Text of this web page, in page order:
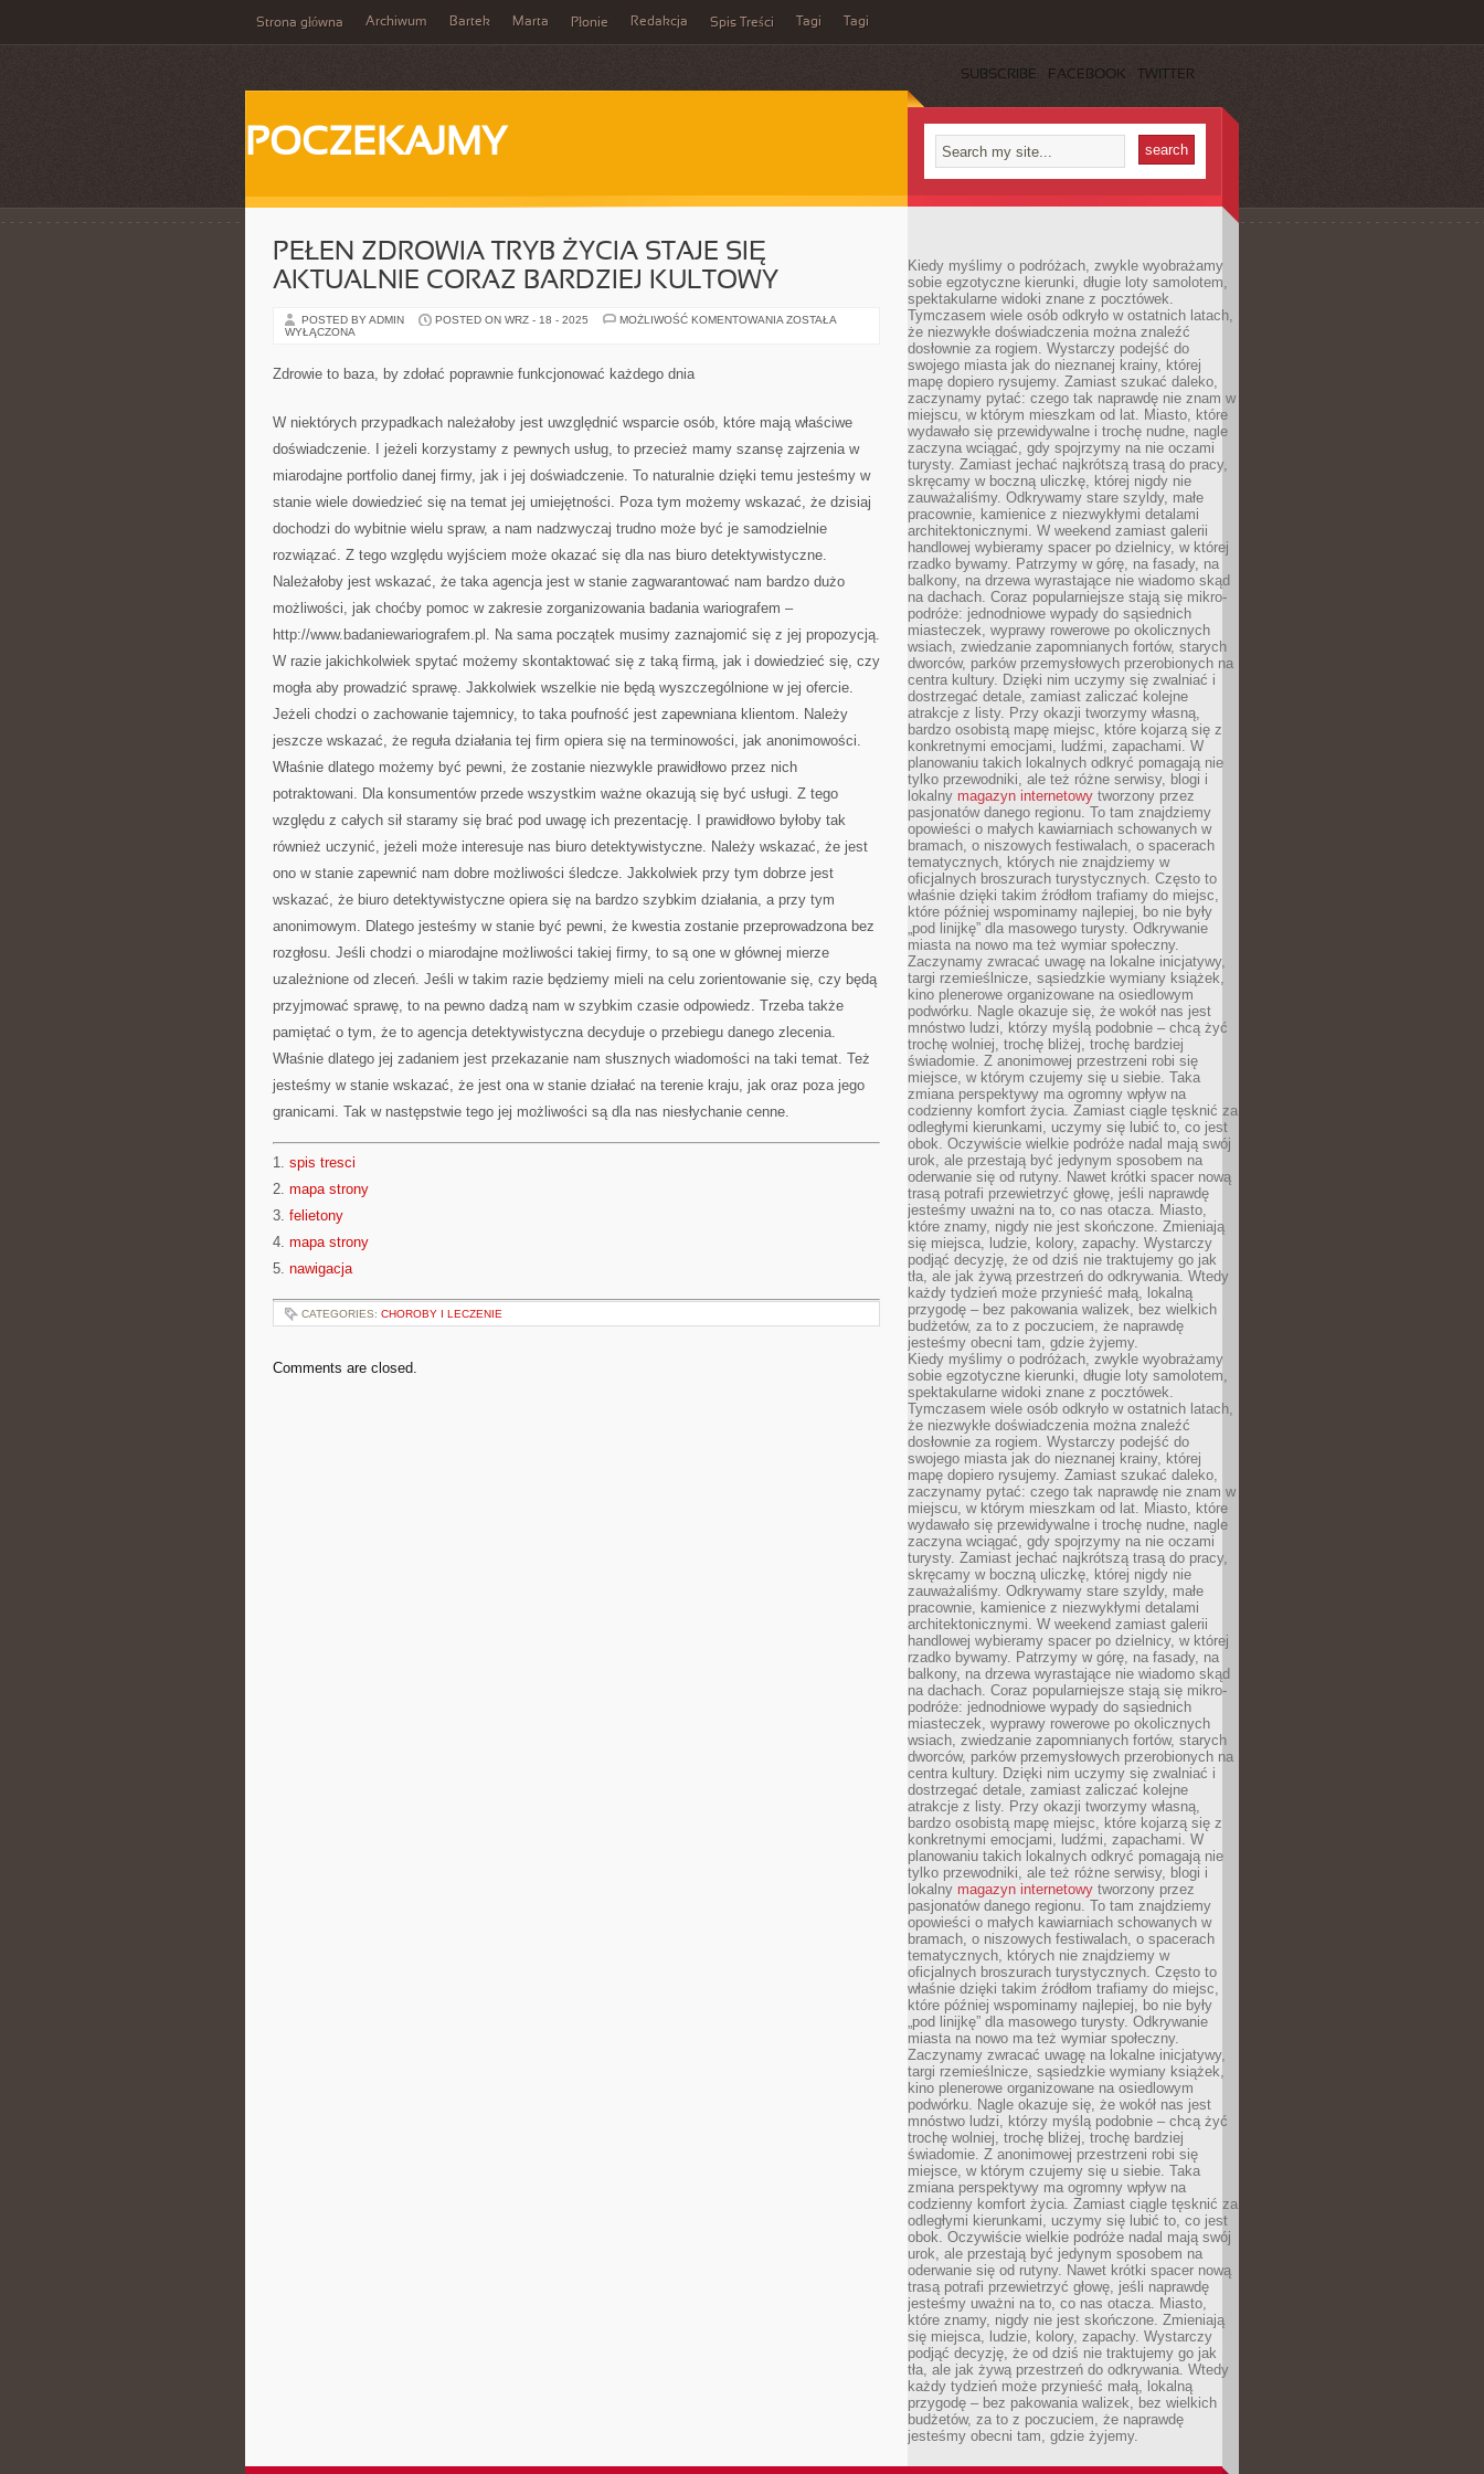
Strona główna Archiwum Bartek Marta Płonie Redakcja Spis Treści Tagi Tagi
SUBSCRIBE FACEBOOK TWITTER
POCZEKAJMY
PEŁEN ZDROWIA TRYB ŻYCIA STAJE SIĘ
AKTUALNIE CORAZ BARDZIEJ KULTOWY
POSTED BY ADMIN POSTED ON WRZ - 18 - 2025 MOŻLIWOŚĆ KOMENTOWANIA PEŁEN
BARDZIEJ
KULTOWY
ZOSTAŁA
WYŁĄCZONA
Zdrowie to baza, by zdołać poprawnie funkcjonować każdego dnia
W niektórych przypadkach należałoby jest uwzględnić wsparcie osób, które mają właściwe
doświadczenie. I jeżeli korzystamy z pewnych usług, to przecież mamy szansę zajrzenia w
miarodajne portfolio danej firmy, jak i jej doświadczenie. To naturalnie dzięki temu jesteśmy w
stanie wiele dowiedzieć się na temat jej umiejętności. Poza tym możemy wskazać, że dzisiaj
dochodzi do wybitnie wielu spraw, a nam nadzwyczaj trudno może być je samodzielnie
rozwiązać. Z tego względu wyjściem może okazać się dla nas biuro detektywistyczne.
Należałoby jest wskazać, że taka agencja jest w stanie zagwarantować nam bardzo dużo
możliwości, jak choćby pomoc w zakresie zorganizowania badania wariografem –
http://www.badaniewariografem.pl. Na sama początek musimy zaznajomić się z jej propozycją.
W razie jakichkolwiek spytać możemy skontaktować się z taką firmą, jak i dowiedzieć się, czy
mogła aby prowadzić sprawę. Jakkolwiek wszelkie nie będą wyszczególnione w jej ofercie.
Jeżeli chodzi o zachowanie tajemnicy, to taka poufność jest zapewniana klientom. Należy
jeszcze wskazać, że reguła działania tej firm opiera się na terminowości, jak anonimowości.
Właśnie dlatego możemy być pewni, że zostanie niezwykle prawidłowo przez nich
potraktowani. Dla konsumentów przede wszystkim ważne okazują się być usługi. Z tego
względu z całych sił staramy się brać pod uwagę ich prezentację. I prawidłowo byłoby tak
również uczynić, jeżeli może interesuje nas biuro detektywistyczne. Należy wskazać, że jest
ono w stanie zapewnić nam dobre możliwości śledcze. Jakkolwiek przy tym dobrze jest
wskazać, że biuro detektywistyczne opiera się na bardzo szybkim działania, a przy tym
anonimowym. Dlatego jesteśmy w stanie być pewni, że kwestia zostanie przeprowadzona bez
rozgłosu. Jeśli chodzi o miarodajne możliwości takiej firmy, to są one w głównej mierze
uzależnione od zleceń. Jeśli w takim razie będziemy mieli na celu zorientowanie się, czy będą
przyjmować sprawę, to na pewno dadzą nam w szybkim czasie odpowiedz. Trzeba także
pamiętać o tym, że to agencja detektywistyczna decyduje o przebiegu danego zlecenia.
Właśnie dlatego jej zadaniem jest przekazanie nam słusznych wiadomości na taki temat. Też
jesteśmy w stanie wskazać, że jest ona w stanie działać na terenie kraju, jak oraz poza jego
granicami. Tak w następstwie tego jej możliwości są dla nas niesłychanie cenne.
1. spis tresci
2. mapa strony
3. felietony
4. mapa strony
5. nawigacja
CATEGORIES: CHOROBY I LECZENIE
Comments are closed.
Kiedy myślimy o podróżach, zwykle wyobrażamy
sobie egzotyczne kierunki, długie loty samolotem,
spektakularne widoki znane z pocztówek.
Tymczasem wiele osób odkryło w ostatnich latach,
że niezwykłe doświadczenia można znaleźć
dosłownie za rogiem. Wystarczy podejść do
swojego miasta jak do nieznanej krainy, której
mapę dopiero rysujemy. Zamiast szukać daleko,
zaczynamy pytać: czego tak naprawdę nie znam w
miejscu, w którym mieszkam od lat. Miasto, które
wydawało się przewidywalne i trochę nudne, nagle
zaczyna wciągać, gdy spojrzymy na nie oczami
turysty. Zamiast jechać najkrótszą trasą do pracy,
skręcamy w boczną uliczkę, której nigdy nie
zauważaliśmy. Odkrywamy stare szyldy, małe
pracownie, kamienice z niezwykłymi detalami
architektonicznymi. W weekend zamiast galerii
handlowej wybieramy spacer po dzielnicy, w której
rzadko bywamy. Patrzymy w górę, na fasady, na
balkony, na drzewa wyrastające nie wiadomo skąd
na dachach. Coraz popularniejsze stają się mikro-
podróże: jednodniowe wypady do sąsiednich
miasteczek, wyprawy rowerowe po okolicznych
wsiach, zwiedzanie zapomnianych fortów, starych
dworców, parków przemysłowych przerobionych na
centra kultury. Dzięki nim uczymy się zwalniać i
dostrzegać detale, zamiast zaliczać kolejne
atrakcje z listy. Przy okazji tworzymy własną,
bardzo osobistą mapę miejsc, które kojarzą się z
konkretnymi emocjami, ludźmi, zapachami. W
planowaniu takich lokalnych odkryć pomagają nie
tylko przewodniki, ale też różne serwisy, blogi i
lokalny magazyn internetowy tworzony przez
pasjonatów danego regionu. To tam znajdziemy
opowieści o małych kawiarniach schowanych w
bramach, o niszowych festiwalach, o spacerach
tematycznych, których nie znajdziemy w
oficjalnych broszurach turystycznych. Często to
właśnie dzięki takim źródłom trafiamy do miejsc,
które później wspominamy najlepiej, bo nie były
„pod linijkę” dla masowego turysty. Odkrywanie
miasta na nowo ma też wymiar społeczny.
Zaczynamy zwracać uwagę na lokalne inicjatywy,
targi rzemieślnicze, sąsiedzkie wymiany książek,
kino plenerowe organizowane na osiedlowym
podwórku. Nagle okazuje się, że wokół nas jest
mnóstwo ludzi, którzy myślą podobnie – chcą żyć
trochę wolniej, trochę bliżej, trochę bardziej
świadomie. Z anonimowej przestrzeni robi się
miejsce, w którym czujemy się u siebie. Taka
zmiana perspektywy ma ogromny wpływ na
codzienny komfort życia. Zamiast ciągle tęsknić za
odległymi kierunkami, uczymy się lubić to, co jest
obok. Oczywiście wielkie podróże nadal mają swój
urok, ale przestają być jedynym sposobem na
oderwanie się od rutyny. Nawet krótki spacer nową
trasą potrafi przewietrzyć głowę, jeśli naprawdę
jesteśmy uważni na to, co nas otacza. Miasto,
które znamy, nigdy nie jest skończone. Zmieniają
się miejsca, ludzie, kolory, zapachy. Wystarczy
podjąć decyzję, że od dziś nie traktujemy go jak
tła, ale jak żywą przestrzeń do odkrywania. Wtedy
każdy tydzień może przynieść małą, lokalną
przygodę – bez pakowania walizek, bez wielkich
budżetów, za to z poczuciem, że naprawdę
jesteśmy obecni tam, gdzie żyjemy.
Kiedy myślimy o podróżach, zwykle wyobrażamy
sobie egzotyczne kierunki, długie loty samolotem,
spektakularne widoki znane z pocztówek.
Tymczasem wiele osób odkryło w ostatnich latach,
że niezwykłe doświadczenia można znaleźć
dosłownie za rogiem. Wystarczy podejść do
swojego miasta jak do nieznanej krainy, której
mapę dopiero rysujemy. Zamiast szukać daleko,
zaczynamy pytać: czego tak naprawdę nie znam w
miejscu, w którym mieszkam od lat. Miasto, które
wydawało się przewidywalne i trochę nudne, nagle
zaczyna wciągać, gdy spojrzymy na nie oczami
turysty. Zamiast jechać najkrótszą trasą do pracy,
skręcamy w boczną uliczkę, której nigdy nie
zauważaliśmy. Odkrywamy stare szyldy, małe
pracownie, kamienice z niezwykłymi detalami
architektonicznymi. W weekend zamiast galerii
handlowej wybieramy spacer po dzielnicy, w której
rzadko bywamy. Patrzymy w górę, na fasady, na
balkony, na drzewa wyrastające nie wiadomo skąd
na dachach. Coraz popularniejsze stają się mikro-
podróże: jednodniowe wypady do sąsiednich
miasteczek, wyprawy rowerowe po okolicznych
wsiach, zwiedzanie zapomnianych fortów, starych
dworców, parków przemysłowych przerobionych na
centra kultury. Dzięki nim uczymy się zwalniać i
dostrzegać detale, zamiast zaliczać kolejne
atrakcje z listy. Przy okazji tworzymy własną,
bardzo osobistą mapę miejsc, które kojarzą się z
konkretnymi emocjami, ludźmi, zapachami. W
planowaniu takich lokalnych odkryć pomagają nie
tylko przewodniki, ale też różne serwisy, blogi i
lokalny magazyn internetowy tworzony przez
pasjonatów danego regionu. To tam znajdziemy
opowieści o małych kawiarniach schowanych w
bramach, o niszowych festiwalach, o spacerach
tematycznych, których nie znajdziemy w
oficjalnych broszurach turystycznych. Często to
właśnie dzięki takim źródłom trafiamy do miejsc,
które później wspominamy najlepiej, bo nie były
„pod linijkę” dla masowego turysty. Odkrywanie
miasta na nowo ma też wymiar społeczny.
Zaczynamy zwracać uwagę na lokalne inicjatywy,
targi rzemieślnicze, sąsiedzkie wymiany książek,
kino plenerowe organizowane na osiedlowym
podwórku. Nagle okazuje się, że wokół nas jest
mnóstwo ludzi, którzy myślą podobnie – chcą żyć
trochę wolniej, trochę bliżej, trochę bardziej
świadomie. Z anonimowej przestrzeni robi się
miejsce, w którym czujemy się u siebie. Taka
zmiana perspektywy ma ogromny wpływ na
codzienny komfort życia. Zamiast ciągle tęsknić za
odległymi kierunkami, uczymy się lubić to, co jest
obok. Oczywiście wielkie podróże nadal mają swój
urok, ale przestają być jedynym sposobem na
oderwanie się od rutyny. Nawet krótki spacer nową
trasą potrafi przewietrzyć głowę, jeśli naprawdę
jesteśmy uważni na to, co nas otacza. Miasto,
które znamy, nigdy nie jest skończone. Zmieniają
się miejsca, ludzie, kolory, zapachy. Wystarczy
podjąć decyzję, że od dziś nie traktujemy go jak
tła, ale jak żywą przestrzeń do odkrywania. Wtedy
każdy tydzień może przynieść małą, lokalną
przygodę – bez pakowania walizek, bez wielkich
budżetów, za to z poczuciem, że naprawdę
jesteśmy obecni tam, gdzie żyjemy.